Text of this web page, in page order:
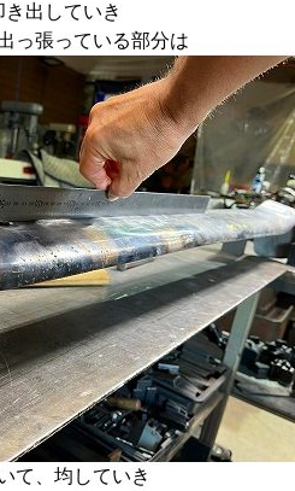
出していき
っ張っている部分は
て、均していき